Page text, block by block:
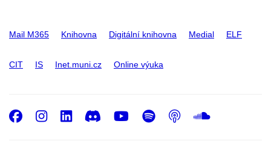
Mail M365 Knihovna Digitální knihovna Medial ELF
CIT IS Inet.muni.cz Online výuka
Facebook
Instagram
LinkedIn
DiscordYoutube
Spotify
Podcast